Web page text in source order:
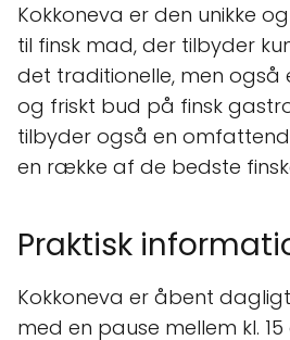
Kokkoneva er den unikke
til finsk mad, der tilbyder
det traditionelle, men også
og friskt bud på finsk
tilbyder også en
en række af de bedste
Praktisk
Kokkoneva er åbent dagligt
med en pause mellem kl. 15